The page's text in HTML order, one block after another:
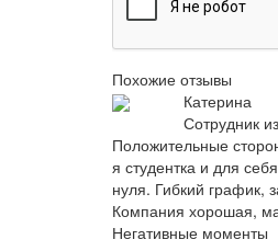
Похожие отзывы
Катерина
Сотрудник
Положительные
я студентка и для
нуля. Гибкий график,
Компания хорошая,
Негативные моменты